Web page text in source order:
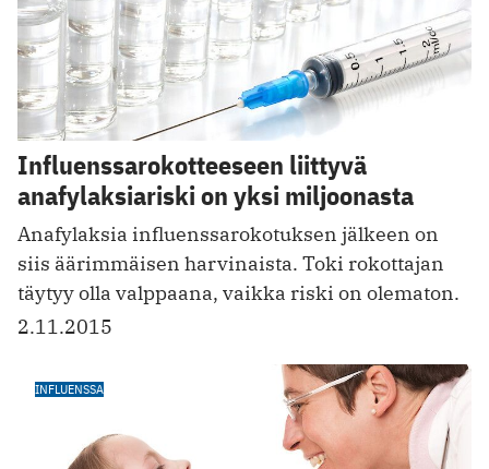
Influenssarokotteeseen liittyvä
anafylaksiariski on yksi miljoonasta
Anafylaksia influenssarokotuksen jälkeen on
siis äärimmäisen harvinaista. Toki rokottajan
täytyy olla valppaana, vaikka riski on olematon.
2.11.2015
INFLUENSSA